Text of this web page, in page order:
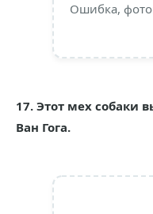
Ошибка,
17. Этот мех собаки
Ван Гога.